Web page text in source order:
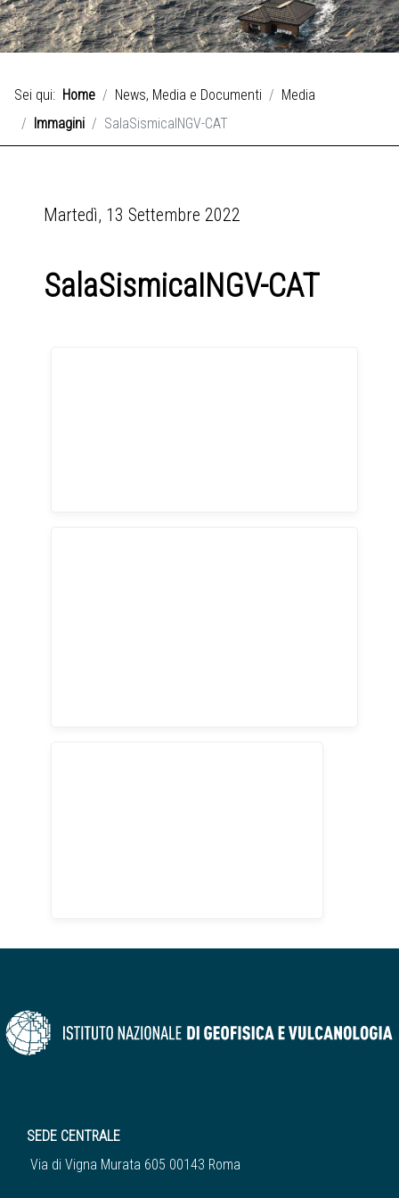
Sei qui: Home News, Media e Documenti
Media
Immagini
SalaSismicaINGV-CAT
Martedì, 13 Settembre 2022
SalaSismicaINGV-CAT
SEDE CENTRALE
Via di Vigna Murata 605 00143 Roma